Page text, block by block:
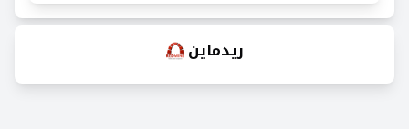
ريدماين